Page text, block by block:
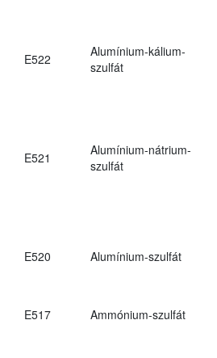
E522
Alumínium-kálium-
szulfát
E521
Alumínium-nátrium-
szulfát
E520 Alumínium-szulfát
E517
Ammónium-szulfát